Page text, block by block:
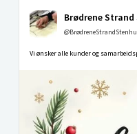
Brødrene
Vi ønsker alle kunder og